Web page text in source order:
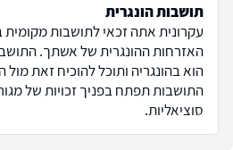
תושבות הונגרית
עקרונית אתה זכאי לתושבות
האזרחות ההונגרית של אשתך.
הוא בהונגריה ותוכל להוכיח זאת מול
התושבות תפתח בפניך זכויות של
סוציאליות.